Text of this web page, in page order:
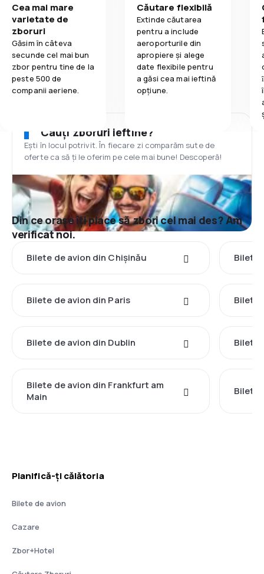
Cea mai mare
varietate de
zboruri
Găsim în câteva
secunde cel mai bun
zbor pentru tine de la
peste 500 de
companii aeriene.
Căutare flexibilă
Extinde căutarea
pentru a include
aeroporturile din
apropiere și alege
date flexibile pentru
a găsi cea mai ieftină
opțiune.
Cauți zboruri ieftine?
Ești în locul potrivit. În fiecare zi comparăm sute de
oferte ca să ți le oferim pe cele mai bune! Descoperă!
Din ce orașe îți place să zbori cel mai des? Am
verificat noi.
Bilete de avion din Chișinău Bilete
Bilete de avion din Paris Bilete
Bilete de avion din Dublin Bilete
Bilete de avion din Frankfurt am
Main
Bilete
Planifică-ți călătoria
Bilete de avion
Cazare
Zbor+Hotel